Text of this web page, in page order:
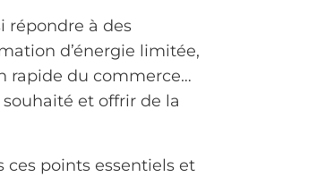
répondre à des
d’énergie limitée,
rapide du commerce…
et offrir de la
ces points essentiels et